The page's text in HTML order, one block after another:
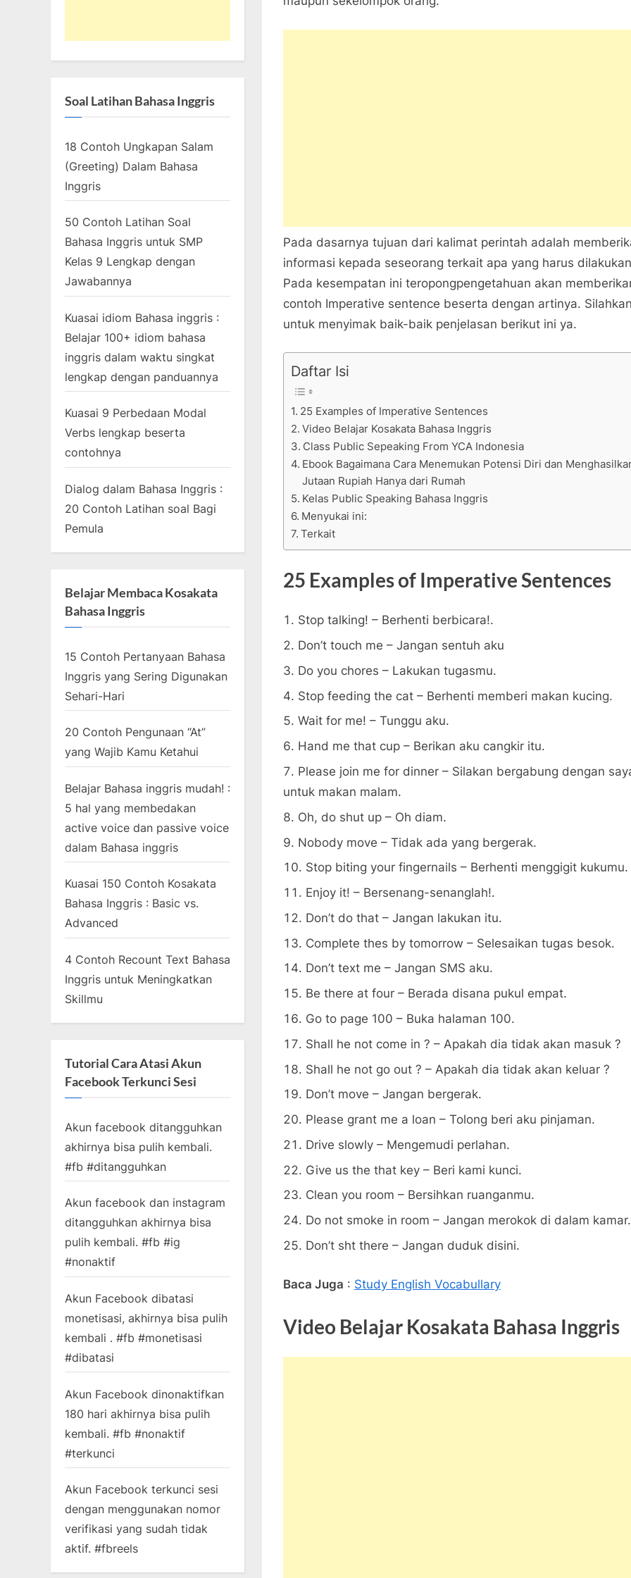
Examples
Pada dasarnya tujuan dari kalimat perintah adalah
informasi kepada seseorang terkait apa yang harus
Pada kesempatan ini teropongpengetahuan akan
contoh Imperative sentence beserta dengan artinya.
untuk menyimak baik-baik penjelasan berikut ini ya.
Daftar Isi
25 Examples of Imperative Sentences
Video Belajar Kosakata Bahasa Inggris
Class Public Sepeaking From YCA Indonesia
Ebook Bagaimana Cara Menemukan Potensi Diri dan
Jutaan Rupiah Hanya dari Rumah
Kelas Public Speaking Bahasa Inggris
Menyukai ini:
Terkait
25 Examples of Imperative Sentences
Stop talking! – Berhenti berbicara!.
Don’t touch me – Jangan sentuh aku
Do you chores – Lakukan tugasmu.
Stop feeding the cat – Berhenti memberi makan kucing.
Wait for me! – Tunggu aku.
Hand me that cup – Berikan aku cangkir itu.
Please join me for dinner – Silakan bergabung dengan
untuk makan malam.
Oh, do shut up – Oh diam.
Nobody move – Tidak ada yang bergerak.
Stop biting your fingernails – Berhenti menggigit kukumu.
Enjoy it! – Bersenang-senanglah!.
Don’t do that – Jangan lakukan itu.
Complete thes by tomorrow – Selesaikan tugas besok.
Don’t text me – Jangan SMS aku.
Be there at four – Berada disana pukul empat.
Go to page 100 – Buka halaman 100.
Shall he not come in ? – Apakah dia tidak akan masuk ?
Shall he not go out ? – Apakah dia tidak akan keluar ?
Don’t move – Jangan bergerak.
Please grant me a loan – Tolong beri aku pinjaman.
Drive slowly – Mengemudi perlahan.
Give us the that key – Beri kami kunci.
Clean you room – Bersihkan ruanganmu.
Do not smoke in room – Jangan merokok di dalam kamar.
Don’t sht there – Jangan duduk disini.
Baca Juga : Study English Vocabullary
Video Belajar Kosakata Bahasa Inggris
Soal Latihan Bahasa Inggris
18 Contoh Ungkapan Salam
(Greeting) Dalam Bahasa
Inggris
50 Contoh Latihan Soal
Bahasa Inggris untuk SMP
Kelas 9 Lengkap dengan
Jawabannya
Kuasai idiom Bahasa inggris :
Belajar 100+ idiom bahasa
inggris dalam waktu singkat
lengkap dengan panduannya
Kuasai 9 Perbedaan Modal
Verbs lengkap beserta
contohnya
Dialog dalam Bahasa Inggris :
20 Contoh Latihan soal Bagi
Pemula
Belajar Membaca Kosakata
Bahasa Inggris
15 Contoh Pertanyaan Bahasa
Inggris yang Sering Digunakan
Sehari-Hari
20 Contoh Pengunaan “At”
yang Wajib Kamu Ketahui
Belajar Bahasa inggris mudah! :
5 hal yang membedakan
active voice dan passive voice
dalam Bahasa inggris
Kuasai 150 Contoh Kosakata
Bahasa Inggris : Basic vs.
Advanced
4 Contoh Recount Text Bahasa
Inggris untuk Meningkatkan
Skillmu
Tutorial Cara Atasi Akun
Facebook Terkunci Sesi
Akun facebook ditangguhkan
akhirnya bisa pulih kembali.
#fb #ditangguhkan
Akun facebook dan instagram
ditangguhkan akhirnya bisa
pulih kembali. #fb #ig
#nonaktif
Akun Facebook dibatasi
monetisasi, akhirnya bisa pulih
kembali . #fb #monetisasi
#dibatasi
Akun Facebook dinonaktifkan
180 hari akhirnya bisa pulih
kembali. #fb #nonaktif
#terkunci
Akun Facebook terkunci sesi
dengan menggunakan nomor
verifikasi yang sudah tidak
aktif. #fbreels